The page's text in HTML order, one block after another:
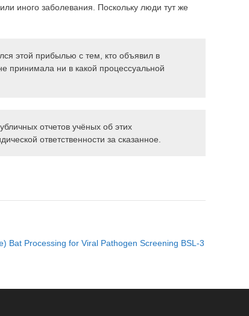
иного заболевания. Поскольку люди тут же
этой прибылью с тем, кто объявил в
принимала ни в какой процессуальной
отчетов учёных об этих
ответственности за сказанное.
Bat Processing for Viral Pathogen Screening BSL-3